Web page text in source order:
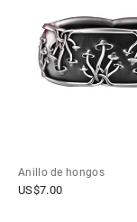
Anillo de hongos
US$7.00